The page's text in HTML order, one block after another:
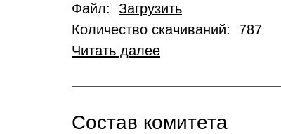
Файл: Загрузить
Количество скачиваний: 787
Читать далее
Состав комитета